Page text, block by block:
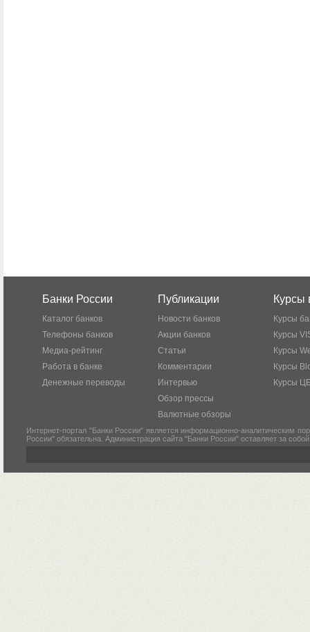
Банки России
Каталог банков
Телефоны банков
Медиа-рейтинг
Работа в банке
Денежные переводы
Публикации
Новости банков
Акции банков
Статьи
Комментарии
Интервью
Обзор прессы
Валютные обзоры
Курсы
Курсы
Курсы
Курсы
Курсы
Курсы
Интернет-портал "Банки России" является информационно-аналитическим
России" обязательна. Администрация сайта "Банки России" оставляет за